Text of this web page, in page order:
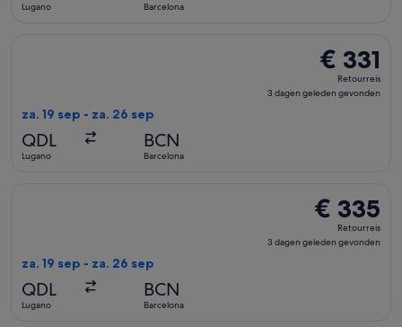
Lugano Barcelona
€ 331
Retourreis,
3
€ 331
Retourreis
3 dagen geleden gevonden
za. 19 sep - za. 26 sep
QDL
Lugano
BCN
Barcelona
€ 335
Retourreis,
3
€ 335
Retourreis
3 dagen geleden gevonden
za. 19 sep - za. 26 sep
QDL
Lugano
BCN
Barcelona